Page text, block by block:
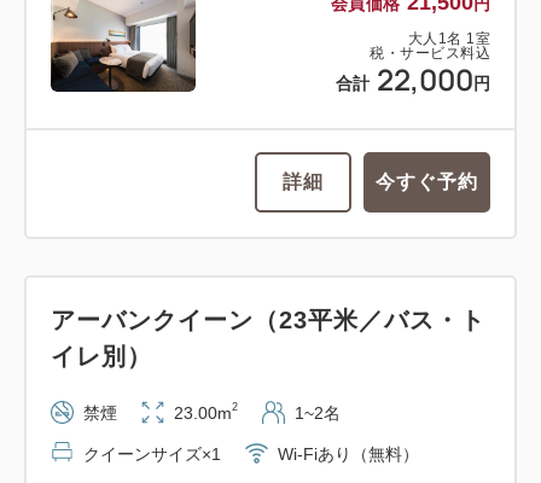
大人 1 名 1 室
税・サービス料込
合計 22,000 円
詳細 今すぐ予約
アーバンクイーン（23平米／バス・ト
イレ別）
禁煙 23.00m2 1~2名
クイーンサイズ×1 Wi-Fiあり（無料）